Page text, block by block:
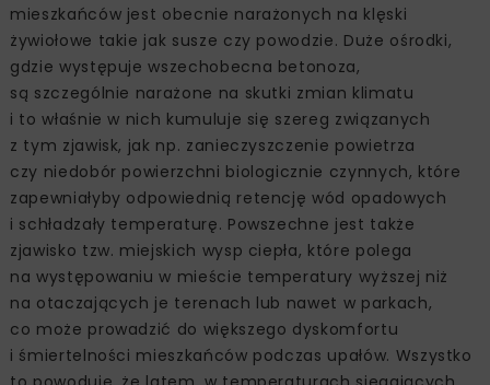
mieszkańców jest obecnie narażonych na klęski
żywiołowe takie jak susze czy powodzie. Duże ośrodki,
gdzie występuje wszechobecna betonoza,
są szczególnie narażone na skutki zmian klimatu
i to właśnie w nich kumuluje się szereg związanych
z tym zjawisk, jak np. zanieczyszczenie powietrza
czy niedobór powierzchni biologicznie czynnych, które
zapewniałyby odpowiednią retencję wód opadowych
i schładzały temperaturę. Powszechne jest także
zjawisko tzw. miejskich wysp ciepła, które polega
na występowaniu w mieście temperatury wyższej niż
na otaczających je terenach lub nawet w parkach,
co może prowadzić do większego dyskomfortu
i śmiertelności mieszkańców podczas upałów. Wszystko